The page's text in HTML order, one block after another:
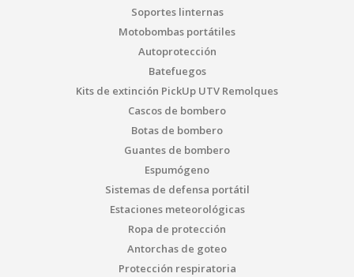
Soportes linternas
Motobombas portátiles
Autoprotección
Batefuegos
Kits de extinción PickUp UTV Remolques
Cascos de bombero
Botas de bombero
Guantes de bombero
Espumógeno
Sistemas de defensa portátil
Estaciones meteorológicas
Ropa de protección
Antorchas de goteo
Protección respiratoria